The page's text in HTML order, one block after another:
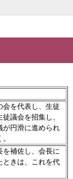
会を代表し、生徒
議会を招集し、
が円滑に進められ
を補佐し、会長に
ときは、これを代